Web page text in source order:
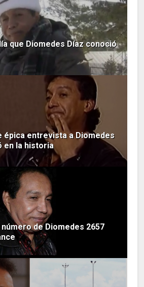
que Diomedes Díaz conoció
épica entrevista a Diomedes
en la historia
de Diomedes 2657